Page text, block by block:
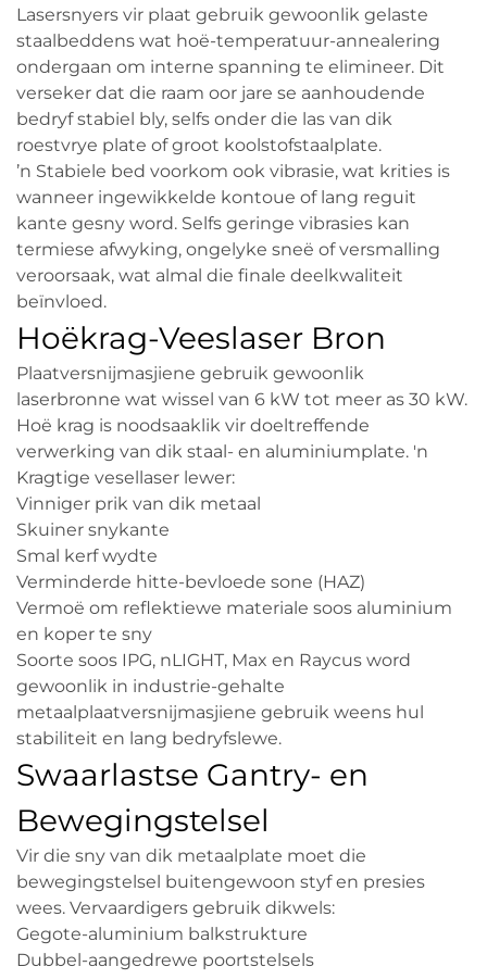
Lasersnyers vir plaat gebruik gewoonlik gelaste
staalbeddens wat hoë-temperatuur-annealering
ondergaan om interne spanning te elimineer. Dit
verseker dat die raam oor jare se aanhoudende
bedryf stabiel bly, selfs onder die las van dik
roestvrye plate of groot koolstofstaalplate.
’n Stabiele bed voorkom ook vibrasie, wat krities is
wanneer ingewikkelde kontoue of lang reguit
kante gesny word. Selfs geringe vibrasies kan
termiese afwyking, ongelyke sneë of versmalling
veroorsaak, wat almal die finale deelkwaliteit
beïnvloed.
Hoëkrag-Veeslaser Bron
Plaatversnijmasjiene gebruik gewoonlik
laserbronne wat wissel van 6 kW tot meer as 30 kW.
Hoë krag is noodsaaklik vir doeltreffende
verwerking van dik staal- en aluminiumplate. 'n
Kragtige vesellaser lewer:
Vinniger prik van dik metaal
Skuiner snykante
Smal kerf wydte
Verminderde hitte-bevloede sone (HAZ)
Vermoë om reflektiewe materiale soos aluminium
en koper te sny
Soorte soos IPG, nLIGHT, Max en Raycus word
gewoonlik in industrie-gehalte
metaalplaatversnijmasjiene gebruik weens hul
stabiliteit en lang bedryfslewe.
Swaarlastse Gantry- en
Bewegingstelsel
Vir die sny van dik metaalplate moet die
bewegingstelsel buitengewoon styf en presies
wees. Vervaardigers gebruik dikwels:
Gegote-aluminium balkstrukture
Dubbel-aangedrewe poortstelsels